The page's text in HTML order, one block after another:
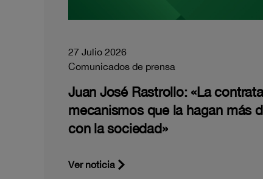
27 Julio 2026
Comunicados de prensa
Juan José Rastrollo: «La
mecanismos que la hagan más
con la sociedad»
Ver noticia